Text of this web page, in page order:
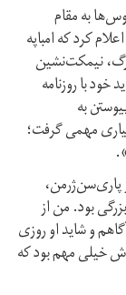
به مقام
قبل، اعلام کرد که امباپه
نیمکت‌نشین
با روزنامه
به
مهمی گرفت؛
پاری‌سن‌ژرمن،
بود. من از
و شاید او روزی
خیلی مهم بود که